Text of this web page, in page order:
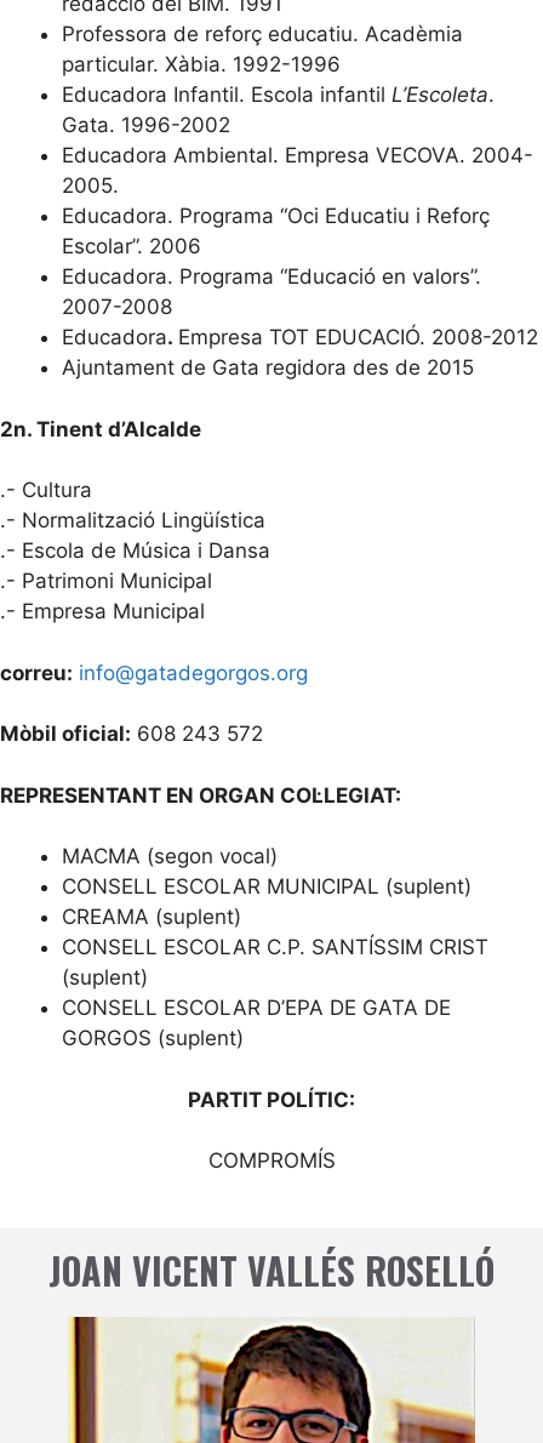
Professora de reforç educatiu. Acadèmia
particular. Xàbia. 1992-1996
Educadora Infantil. Escola infantil L’Escoleta.
Gata. 1996-2002
Educadora Ambiental. Empresa VECOVA. 2004-
2005.
Educadora. Programa “Oci Educatiu i Reforç
Escolar”. 2006
Educadora. Programa “Educació en valors”.
2007-2008
Educadora. Empresa TOT EDUCACIÓ. 2008-2012
Ajuntament de Gata regidora des de 2015
2n. Tinent d’Alcalde
.- Cultura
.- Normalització Lingüística
.- Escola de Música i Dansa
.- Patrimoni Municipal
.- Empresa Municipal
correu: info@gatadegorgos.org
Mòbil oficial: 608 243 572
REPRESENTANT EN ORGAN COL·LEGIAT:
MACMA (segon vocal)
CONSELL ESCOLAR MUNICIPAL (suplent)
CREAMA (suplent)
CONSELL ESCOLAR C.P. SANTÍSSIM CRIST
(suplent)
CONSELL ESCOLAR D’EPA DE GATA DE
GORGOS (suplent)
PARTIT POLÍTIC:
COMPROMÍS
JOAN VICENT VALLÉS ROSELLÓ